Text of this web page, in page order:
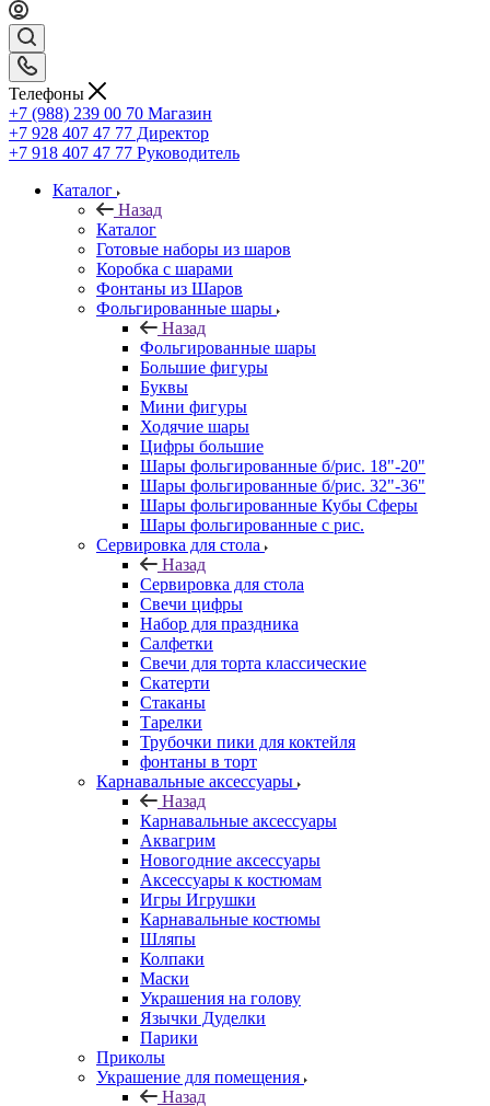
Телефоны
+7 (988) 239 00 70 Магазин
+7 928 407 47 77 Директор
+7 918 407 47 77 Руководитель
Каталог
Назад
Каталог
Готовые наборы из шаров
Коробка с шарами
Фонтаны из Шаров
Фольгированные шары
Назад
Фольгированные шары
Большие фигуры
Буквы
Мини фигуры
Ходячие шары
Цифры большие
Шары фольгированные б/рис. 18"-20"
Шары фольгированные б/рис. 32"-36"
Шары фольгированные Кубы Сферы
Шары фольгированные с рис.
Сервировка для стола
Назад
Сервировка для стола
Свечи цифры
Набор для праздника
Салфетки
Свечи для торта классические
Скатерти
Стаканы
Тарелки
Трубочки пики для коктейля
фонтаны в торт
Карнавальные аксессуары
Назад
Карнавальные аксессуары
Аквагрим
Новогодние аксессуары
Аксессуары к костюмам
Игры Игрушки
Карнавальные костюмы
Шляпы
Колпаки
Маски
Украшения на голову
Язычки Дуделки
Парики
Приколы
Украшение для помещения
Назад